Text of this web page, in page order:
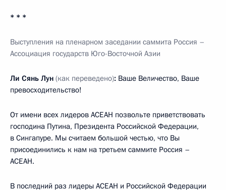
* * *
Выступления на пленарном заседании саммита Россия –
Ассоциация государств Юго-Восточной Азии
Ли Сянь Лун (как переведено): Ваше Величество, Ваше
превосходительство!
От имени всех лидеров АСЕАН позвольте приветствовать
господина Путина, Президента Российской Федерации,
в Сингапуре. Мы считаем большой честью, что Вы
присоединились к нам на третьем саммите Россия –
АСЕАН.
В последний раз лидеры АСЕАН и Российской Федерации